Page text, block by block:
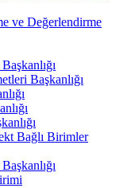
ve Değerlendirme
Başkanlığı
Bağlı Birimler